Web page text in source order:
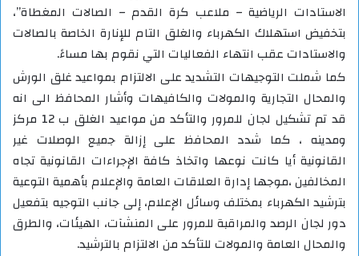
الاستادات الرياضية – ملاعب كرة القدم – الصالات المغطاة”،
بتخفيض استهلاك الكهرباء والغلق التام للإنارة الخاصة بالصالات
والاستادات عقب انتهاء الفعاليات التي نقوم بها مساءً.
كما شملت التوجيهات التشديد على الالتزام بمواعيد غلق الورش
والمحال التجارية والمولات والكافيهات وأشار المحافظ الى انه
قد تم تشكيل لجان للمرور والتأكد من مواعيد الغلق ب 12 مركز
ومدينه ، كما شدد المحافظ على إزالة جميع الوصلات غير
القانونية أيا كانت نوعها واتخاذ كافة الإجراءات القانونية تجاه
المخالفين ،موجها إدارة العلاقات العامة والإعلام بأهمية التوعية
بترشيد الكهرباء بمختلف وسائل الإعلام، إلى جانب التوجيه بتفعيل
دور لجان الرصد والمراقبة للمرور على المنشآت، الهيئات، والطرق
والمحال العامة والمولات للتأكد من الالتزام بالترشيد.